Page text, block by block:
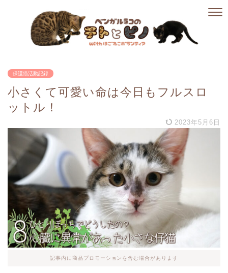
保護猫活動記録
小さくて可愛い命は今日もフルスロ
ットル！
2023年5月6日
記事内に商品プロモーションを含む場合があります